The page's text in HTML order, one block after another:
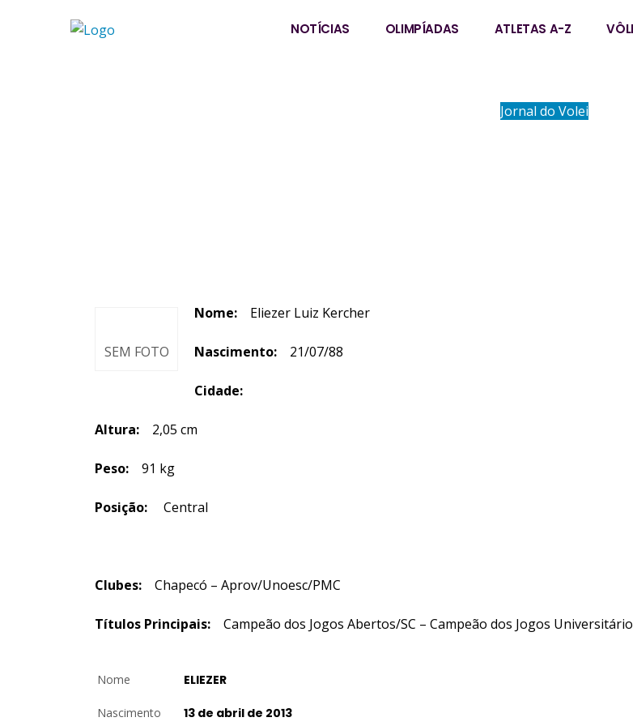
NOTÍCIAS OLIMPÍADAS ATLETAS A-Z
Jornal do Volei
SEM FOTO
Nome: Eliezer Luiz Kercher
Nascimento: 21/07/88
Cidade:
Altura: 2,05 cm
Peso: 91 kg
Posição: Central
Clubes: Chapecó – Aprov/Unoesc/PMC
Títulos Principais: Campeão dos Jogos Abertos/SC – Campeão dos Jogos
Nome ELIEZER
Nascimento 13 de abril de 2013